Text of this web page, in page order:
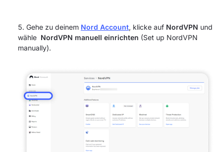
Gehe zu deinem Nord Account, klicke auf NordVPN und
wähle NordVPN manuell einrichten (Set up NordVPN
manually).